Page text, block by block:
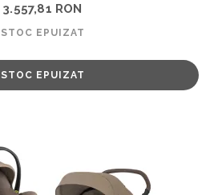
3.557,81 RON
STOC EPUIZAT
STOC EPUIZAT